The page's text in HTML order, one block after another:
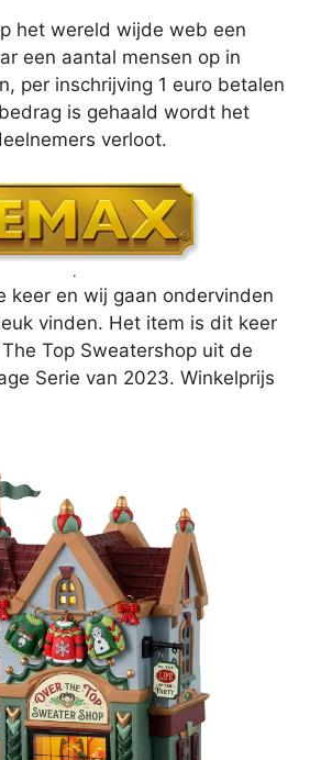
het wereld wijde web een
een aantal mensen op in
per inschrijving 1 euro betalen
is gehaald wordt het
verloot.
.
keer en wij gaan ondervinden
vinden. Het item is dit keer
Top Sweatershop uit de
Serie van 2023. Winkelprijs